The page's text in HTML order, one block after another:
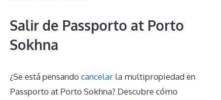
Salir de Passporto at Porto
Sokhna
¿Se está pensando cancelar la multipropiedad en
Passporto at Porto Sokhna? Descubre cómo